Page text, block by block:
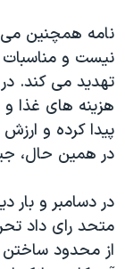
اعتراضات مردمی
اسرائیل در جنگ
نرگس محمدی
همایش
سفر پرزیدنت
نامه همچنین
نیست و مناسبات
تهدید می کند.
هزینه های غذا و
پیدا کرده و
در همین حال،
در دسامبر و بار
متحد رای داد
از محدود ساختن